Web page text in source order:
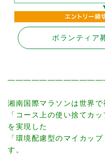
ボランティア
湘南国際マラソンは世界で
「コース上の使い捨てカ
を実現した
「環境配慮型のマイカッ
す。